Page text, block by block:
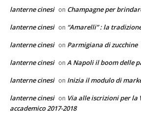
lanterne cinesi on Champagne per
lanterne cinesi on “Amarelli” : la
lanterne cinesi on Parmigiana di zucchine
lanterne cinesi on A Napoli il boom delle
lanterne cinesi on Inizia il modulo di
lanterne cinesi on Via alle iscrizioni per la
accademico 2017-2018